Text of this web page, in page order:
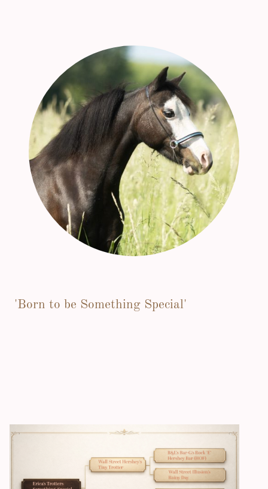
'Born to be Something Special'